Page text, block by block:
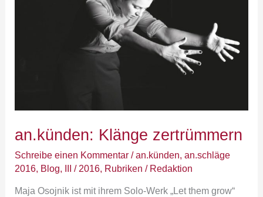
an.künden: Klänge zertrümmern
Schreibe einen Kommentar /an.künden,an.schläge
2016, Blog, III / 2016, Rubriken / Redaktion
Maja Osojnik ist mit ihrem Solo-Werk „Let them grow“